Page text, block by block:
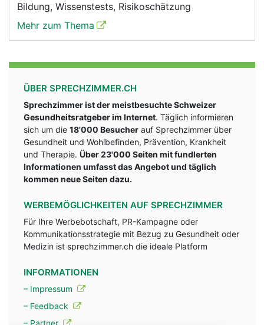
Bildung, Wissenstests, Risikoschätzung
Mehr zum Thema
ÜBER SPRECHZIMMER.CH
Sprechzimmer ist der meistbesuchte Schweizer
Gesundheitsratgeber im Internet. Täglich informieren
sich um die 18'000 Besucher auf Sprechzimmer über
Gesundheit und Wohlbefinden, Prävention, Krankheit
und Therapie. Über 23'000 Seiten mit fundlerten
Informationen umfasst das Angebot und täglich
kommen neue Seiten dazu.
WERBEMÖGLICHKEITEN AUF SPRECHZIMMER
Für Ihre Werbebotschaft, PR-Kampagne oder
Kommunikationsstrategie mit Bezug zu Gesundheit oder
Medizin ist sprechzimmer.ch die ideale Platform
INFORMATIONEN
– Impressum
– Feedback
– Partner